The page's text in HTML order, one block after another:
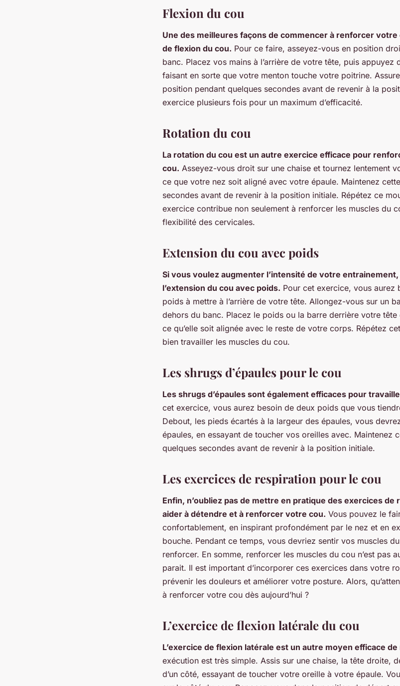
Flexion du cou
Une des meilleures façons de commencer à renforcer
de flexion du cou. Pour ce faire, asseyez-vous en position
banc. Placez vos mains à l’arrière de votre tête, puis appuyez
faisant en sorte que votre menton touche votre poitrine.
position pendant quelques secondes avant de revenir à la
exercice plusieurs fois pour un maximum d’efficacité.
Rotation du cou
La rotation du cou est un autre exercice efficace pour
cou. Asseyez-vous droit sur une chaise et tournez lentement
ce que votre nez soit aligné avec votre épaule. Maintenez
secondes avant de revenir à la position initiale. Répétez ce
exercice contribue non seulement à renforcer les muscles du
flexibilité des cervicales.
Extension du cou avec poids
Si vous voulez augmenter l’intensité de votre
l’extension du cou avec poids. Pour cet exercice, vous aurez
poids à mettre à l’arrière de votre tête. Allongez-vous sur un
dehors du banc. Placez le poids ou la barre derrière votre tête
ce qu’elle soit alignée avec le reste de votre corps. Répétez
bien travailler les muscles du cou.
Les shrugs d’épaules pour le cou
Les shrugs d’épaules sont également efficaces pour
cet exercice, vous aurez besoin de deux poids que vous
Debout, les pieds écartés à la largeur des épaules, vous
épaules, en essayant de toucher vos oreilles avec. Maintenez
quelques secondes avant de revenir à la position initiale.
Les exercices de respiration pour le cou
Enfin, n’oubliez pas de mettre en pratique des exercices
aider à détendre et à renforcer votre cou. Vous pouvez le
confortablement, en inspirant profondément par le nez et en
bouche. Pendant ce temps, vous devriez sentir vos muscles
renforcer. En somme, renforcer les muscles du cou n’est pas
parait. Il est important d’incorporer ces exercices dans votre
prévenir les douleurs et améliorer votre posture. Alors,
à renforcer votre cou dès aujourd’hui ?
L’exercice de flexion latérale du cou
L’exercice de flexion latérale est un autre moyen efficace
exécution est très simple. Assis sur une chaise, la tête droite,
d’un côté, essayant de toucher votre oreille à votre épaule.